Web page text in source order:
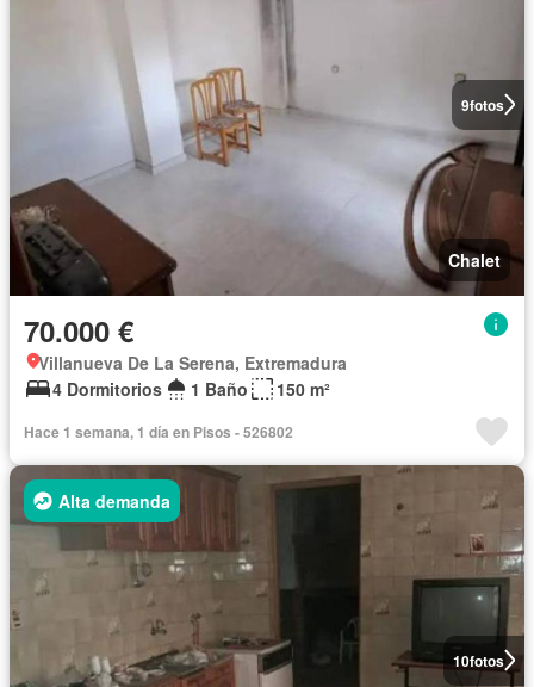
9fotos
Chalet
70.000 €
Villanueva De La Serena, Extremadura
4 Dormitorios
1 Baño 150 m²
Hace 1 semana, 1 día en Pisos - 526802
10fotos
Alta demanda